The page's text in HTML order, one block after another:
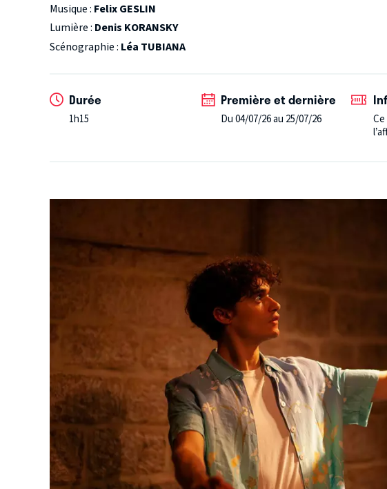
Musique : Felix GESLIN
Lumière : Denis KORANSKY
Scénographie : Léa TUBIANA
Durée
1h15
Première et dernière
Du 04/07/26 au 25/07/26